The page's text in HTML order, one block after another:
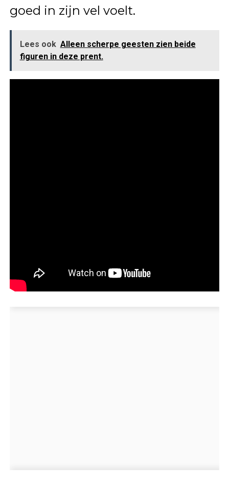
goed in zijn vel voelt.
Lees ook Alleen scherpe geesten zien beide
figuren in deze prent.